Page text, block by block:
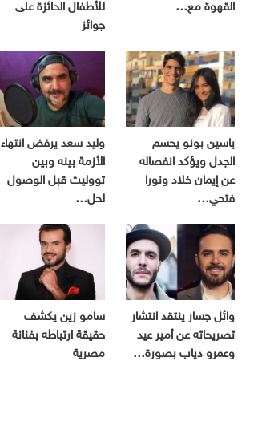
القهوة مع…
للأطفال الحائزة على
جوائز
ياسين بونو يحسم
الجدل ويؤكد انفصاله
عن إيمان خلاد ونورا
فتحي…
وليد سعد يرفض انتهاء
الأزمة بينه وبين
تووليت قبل الوصول
لحل…
وائل جسار ينتقد انتشار
تصريحاته عن أمير عيد
وعمرو دياب بصورة…
سامو زين يكشف
حقيقة ارتباطه بفنانة
مصرية